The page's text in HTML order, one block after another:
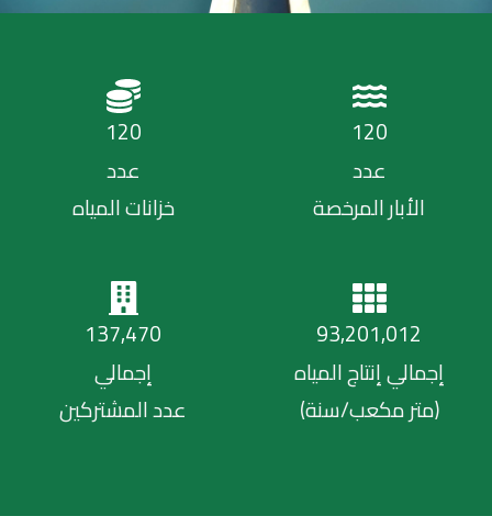
120
عدد
الأبار المرخصة
120
عدد
خزانات المياه
93,201,012
إجمالي إنتاج المياه
(متر مكعب/سنة)
137,470
إجمالي
عدد المشتركين